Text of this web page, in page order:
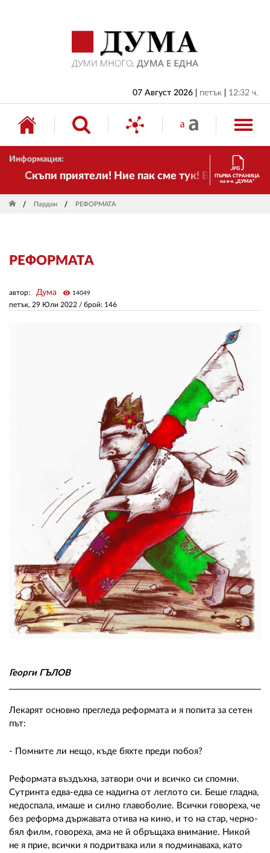
07 Август 2026 петък 12:32 ч.
Информация:
Скъпи приятели! Ние пак сме тук! Времето се
ПЪРВА СТРАНИЦА
на в-к „ДУМА“
Пардон РЕФОРМАТА
РЕФОРМАТА
петък, 29 Юли 2022 / брой: 146
автор: Дума visibility 14049
Георги ГЪЛОВ
Лекарят основно прегледа реформата и я попита за сетен
път:
- Помните ли нещо, къде бяхте преди побоя?
Реформата въздъхна, затвори очи и всичко си спомни.
Сутринта едва-едва се надигна от леглото си. Беше гладна,
недоспала, имаше и силно главоболие. Всички говореха, че
без реформа държавата отива на кино, и то на стар, черно-
бял филм, говореха, ама не й обръщаха внимание. Никой
не я прие, всички я подритваха или я подминаваха, като
БЪЛГАРИЯ
ИКОНОМИКА
ИЗБОРИ
СВЯТ
РЕКЛАМА
АБОНАМЕНТ
УСЛОВИЯ ЗА ПОЛЗВАНЕ
ПОЛИТИКА ЗА БИСКВИТКИТЕ
ПОЛИТИКАТА ЗА
ПОВЕРИТЕЛНОСТ
02 975 20 35